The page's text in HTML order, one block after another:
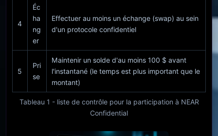
Tableau 1 - liste de contrôle pour la participation à NEAR
Confidential
4
Éc
ha
ng
er
Effectuer au moins un échange (swap) au sein
d'un protocole confidentiel
5
Pri
se
Maintenir un solde d'au moins 100 $ avant
l'instantané (le temps est plus important que le
montant)